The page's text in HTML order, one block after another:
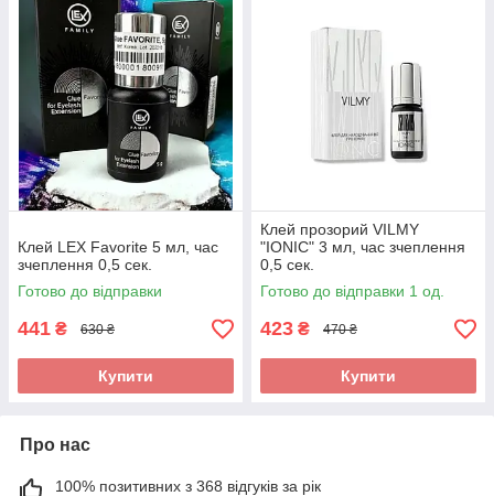
Клей LEX Favorite 5 мл, час
зчеплення 0,5 сек.
Готово до відправки
441 ₴ 630 ₴
Купити
Клей прозорий VILMY
"IONIC" 3 мл, час зчеплення
0,5 сек.
Готово до відправки 1 од.
423 ₴ 470 ₴
Купити
Про нас
100% позитивних з 368 відгуків за рік